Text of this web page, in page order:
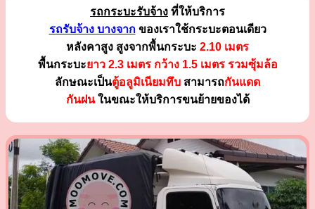
รถกระบะรับจ้าง ที่ให้บริการ
รถรับจ้าง บางจากของเราใช้กระบะตอนเดียว
หลังคาสูง สูงจากพื้นกระบะ 2.10 เมตร
พื้นกระบะยาว 2.3 เมตร กว้าง 1.5 เมตร รวมซุ้มล้อ
ลักษณะเป็นตู้อลูมิเนียมทึบ สามารถกันแดด
กันฝนในขณะให้บริการขนย้ายของได้